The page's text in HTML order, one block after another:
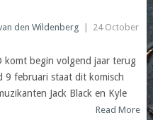
den Wildenberg
24 October
komt begin volgend jaar terug
9 februari staat dit komisch
Jack Black en Kyle
Read More